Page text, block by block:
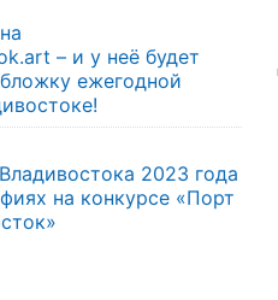
– и у неё будет
ежегодной
2023 года
на конкурсе «Порт